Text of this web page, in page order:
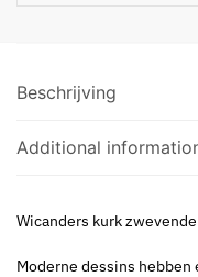
Beschrijving
Additional
Wicanders kurk
Moderne dessins